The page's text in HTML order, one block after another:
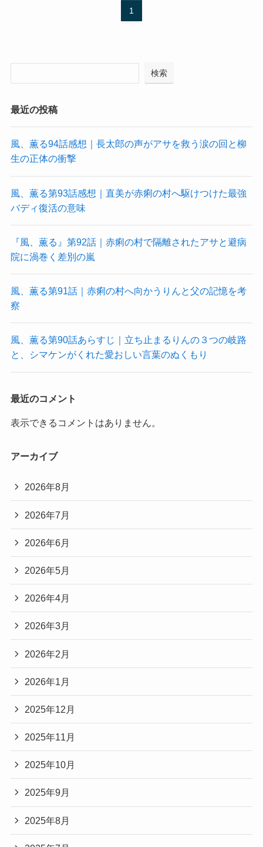
1
検索
最近の投稿
風、薫る94話感想｜長太郎の声がアサを救う涙の回と柳
生の正体の衝撃
風、薫る第93話感想｜直美が赤痢の村へ駆けつけた最強
バディ復活の意味
『風、薫る』第92話｜赤痢の村で隔離されたアサと避病
院に渦巻く差別の嵐
風、薫る第91話｜赤痢の村へ向かうりんと父の記憶を考
察
風、薫る第90話あらすじ｜立ち止まるりんの３つの岐路
と、シマケンがくれた愛おしい言葉のぬくもり
最近のコメント
表示できるコメントはありません。
アーカイブ
2026年8月
2026年7月
2026年6月
2026年5月
2026年4月
2026年3月
2026年2月
2026年1月
2025年12月
2025年11月
2025年10月
2025年9月
2025年8月